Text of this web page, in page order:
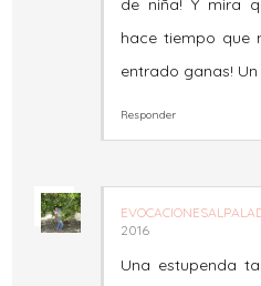
de niña! Y mira
hace tiempo que
entrado ganas!
Responder
2016
Una estupenda